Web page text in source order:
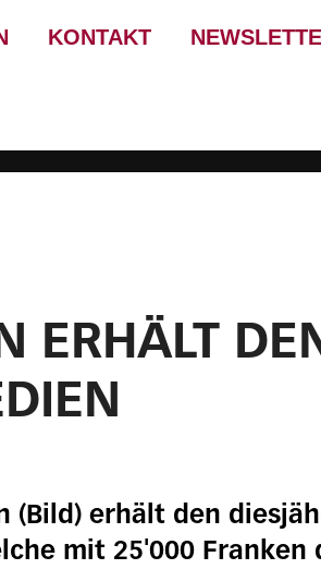
KONTAKT
ERHÄLT
(Bild) erhält den
mit 25'000